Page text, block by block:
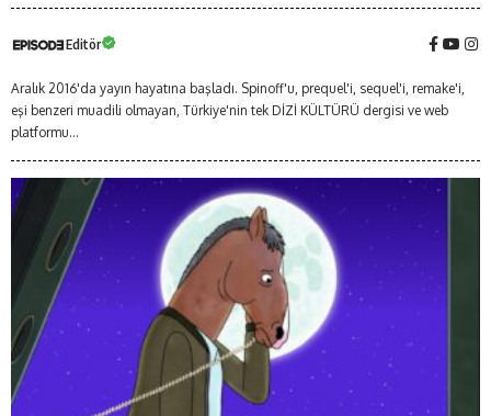
Editör
Aralık 2016'da yayın hayatına başladı. Spinoff'u, prequel'i, sequel'i, remake'i,
eşi benzeri muadili olmayan, Türkiye'nin tek DİZİ KÜLTÜRÜ dergisi ve web
platformu...